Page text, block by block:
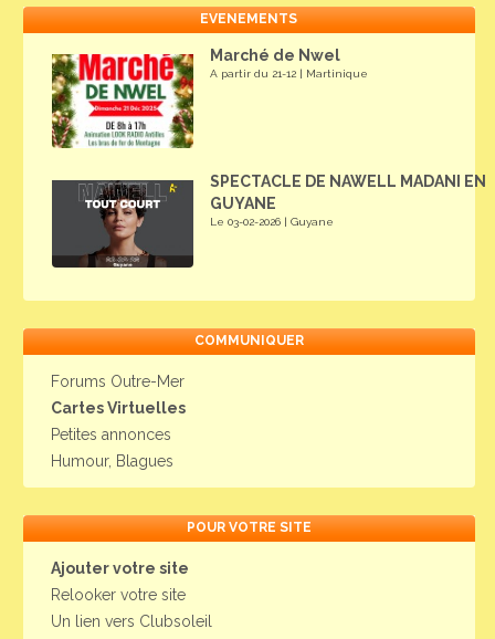
EVENEMENTS
Marché de Nwel
A partir du 21-12 | Martinique
SPECTACLE DE NAWELL MADANI EN
GUYANE
Le 03-02-2026 | Guyane
COMMUNIQUER
Forums Outre-Mer
Cartes Virtuelles
Petites annonces
Humour, Blagues
POUR VOTRE SITE
Ajouter votre site
Relooker votre site
Un lien vers Clubsoleil